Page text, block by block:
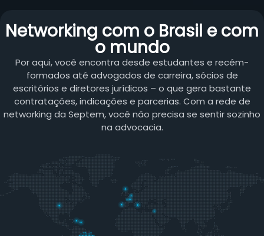
Networking com o Brasil e com
o mundo
Por aqui, você encontra desde estudantes e recém-
formados até advogados de carreira, sócios de
escritórios e diretores jurídicos – o que gera bastante
contratações, indicações e parcerias. Com a rede de
networking da Septem, você não precisa se sentir sozinho
na advocacia.